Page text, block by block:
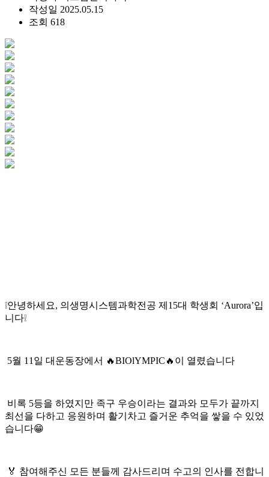
작성일 2025.05.15
조회 618
❕안녕하세요, 의생명시스템과학전공 제15대 학생회 ‘Aurora’입
니다❕
5월 11일 대운동장에서 🔥BIOlYMPIC🔥이 열렸습니다
비록 5등을 하였지만 족구 우승이라는 결과와 모두가 끝까지
최선을 다하고 응원하며 활기차고 즐거운 추억을 쌓을 수 있었
습니다😁
🏅 참여해주신 모든 분들께 감사드리며 수고의 인사를 전합니